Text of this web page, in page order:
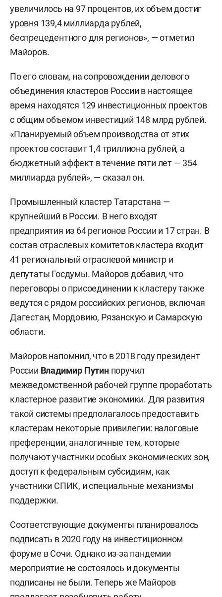
увеличилось на 97 процентов, их объем достиг
уровня 139,4 миллиарда рублей,
беспрецедентного для регионов», — отметил
Майоров.
По его словам, на сопровождении делового
объединения кластеров России в настоящее
время находятся 129 инвестиционных проектов
с общим объемом инвестиций 148 млрд рублей.
«Планируемый объем производства от этих
проектов составит 1,4 триллиона рублей, а
бюджетный эффект в течение пяти лет — 354
миллиарда рублей», — сказал он.
Промышленный кластер Татарстана —
крупнейший в России. В него входят
предприятия из 64 регионов России и 17 стран. В
состав отраслевых комитетов кластера входит
41 региональный отраслевой министр и
депутаты Госдумы. Майоров добавил, что
переговоры о присоединении к кластеру также
ведутся с рядом российских регионов, включая
Дагестан, Мордовию, Рязанскую и Самарскую
области.
Майоров напомнил, что в 2018 году президент
России Владимир Путинпоручил
межведомственной рабочей группе проработать
кластерное развитие экономики. Для развития
такой системы предполагалось предоставить
кластерам некоторые привилегии: налоговые
преференции, аналогичные тем, которые
получают участники особых экономических зон,
доступ к федеральным субсидиям, как
участники СПИК, и специальные механизмы
поддержки.
Соответствующие документы планировалось
подписать в 2020 году на инвестиционном
форуме в Сочи. Однако из-за пандемии
мероприятие не состоялось и документы
подписаны не были. Теперь же Майоров